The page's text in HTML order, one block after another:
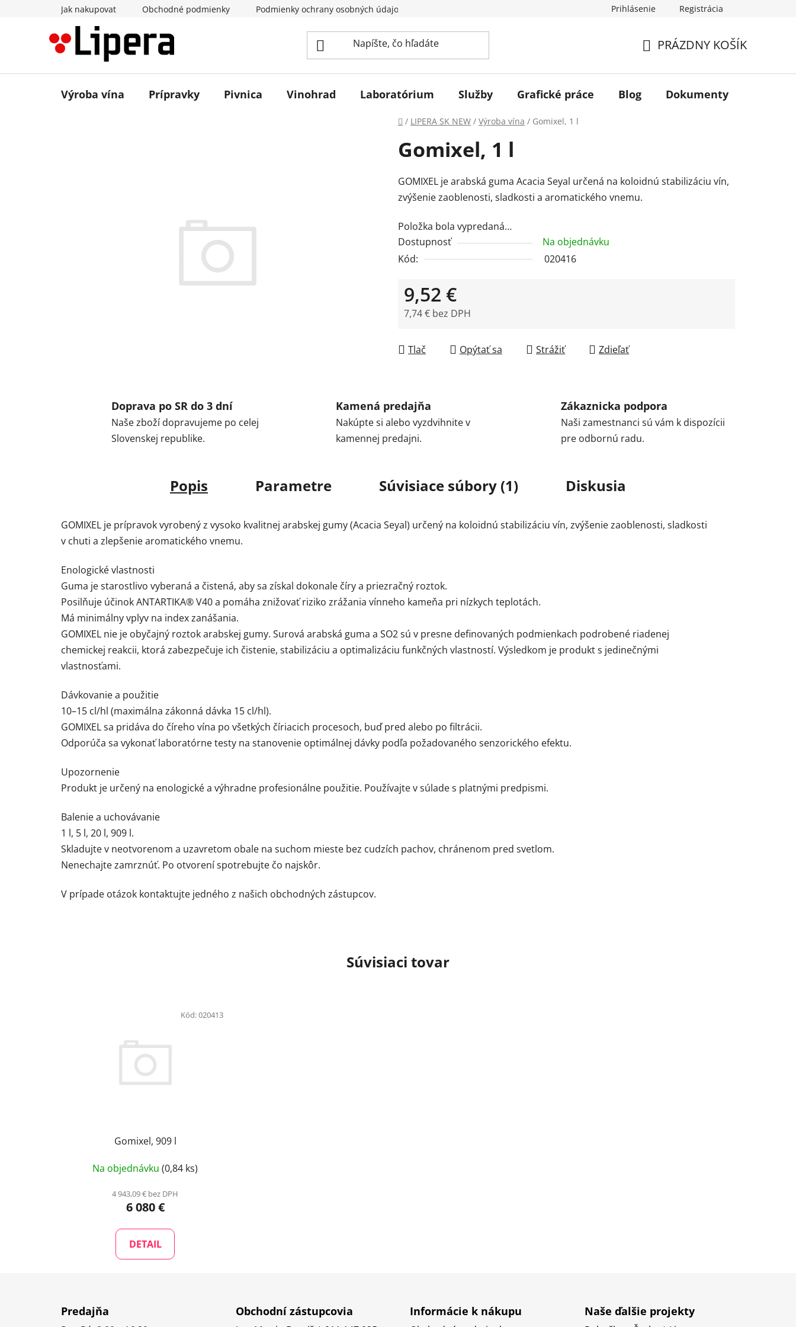
Jak nakupovat Obchodné podmienky Podmienky ochrany osobných údajov Prihlásenie Registrácia
KOŠÍK
PRÁZDNY KOŠÍK
Výroba vína Prípravky Pivnica Vinohrad Laboratórium Služby Grafické práce Blog Dokumenty
Domov
/ LIPERA SK NEW / Výroba vína / Gomixel, 1 l
Gomixel, 1 l
GOMIXEL je arabská guma Acacia Seyal určená na koloidnú stabilizáciu vín,
zvýšenie zaoblenosti, sladkosti a aromatického vnemu.
Položka bola vypredaná…
Dostupnosť
Na objednávku
Kód:
020416
9,52 €
7,74 € bez DPH
Tlač
Opýtať sa Strážiť Zdieľať
Doprava po SR do 3 dní
Naše zboží dopravujeme po celej
Slovenskej republike.
Kamená predajňa
Nakúpte si alebo vyzdvihnite v
kamennej predajni.
Zákaznicka podpora
Naši zamestnanci sú vám k dispozícii
pre odbornú radu.
Popis Parametre Súvisiace súbory (1) Diskusia
GOMIXEL je prípravok vyrobený z vysoko kvalitnej arabskej gumy (Acacia Seyal) určený na koloidnú stabilizáciu vín, zvýšenie zaoblenosti, sladkosti
v chuti a zlepšenie aromatického vnemu.
Enologické vlastnosti
Guma je starostlivo vyberaná a čistená, aby sa získal dokonale číry a priezračný roztok.
Posilňuje účinok ANTARTIKA® V40 a pomáha znižovať riziko zrážania vínneho kameňa pri nízkych teplotách.
Má minimálny vplyv na index zanášania.
GOMIXEL nie je obyčajný roztok arabskej gumy. Surová arabská guma a SO2 sú v presne definovaných podmienkach podrobené riadenej
chemickej reakcii, ktorá zabezpečuje ich čistenie, stabilizáciu a optimalizáciu funkčných vlastností. Výsledkom je produkt s jedinečnými
vlastnosťami.
Dávkovanie a použitie
10–15 cl/hl (maximálna zákonná dávka 15 cl/hl).
GOMIXEL sa pridáva do číreho vína po všetkých číriacich procesoch, buď pred alebo po filtrácii.
Odporúča sa vykonať laboratórne testy na stanovenie optimálnej dávky podľa požadovaného senzorického efektu.
Upozornenie
Produkt je určený na enologické a výhradne profesionálne použitie. Používajte v súlade s platnými predpismi.
Balenie a uchovávanie
1 l, 5 l, 20 l, 909 l.
Skladujte v neotvorenom a uzavretom obale na suchom mieste bez cudzích pachov, chránenom pred svetlom.
Nenechajte zamrznúť. Po otvorení spotrebujte čo najskôr.
V prípade otázok kontaktujte jedného z našich obchodných zástupcov.
Súvisiaci tovar
Gomixel, 909 l
Na objednávku(0,84 ks)
4 943,09 € bez DPH
6 080 €
DETAIL
Kód:020413
Predajňa Obchodní zástupcovia Informácie k nákupu Naše ďalšie projekty